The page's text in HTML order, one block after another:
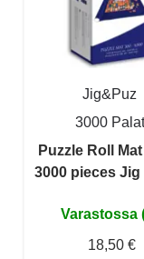
Jig&Puz
3000 Palat
Puzzle Roll
3000 pieces Jig
Varastossa
18,50 €